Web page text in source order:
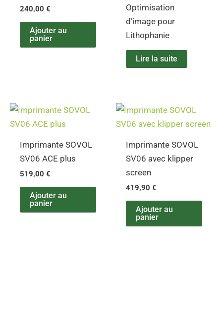
240,00€
Ajouter au
panier
Optimisation
d’image pour
Lithophanie
Lire la suite
Imprimante SOVOL
SV06 ACE plus
519,00€
Ajouter au
panier
Imprimante SOVOL
SV06 avec klipper
screen
419,90€
Ajouter au
panier